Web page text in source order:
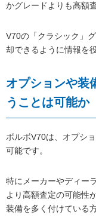
かグレードよりも高額
V70の「クラシック」
却できるように情報を
オプションや装
うことは可能か
ボルボV70は、オプシ
可能です。
特にメーカーやディー
より高額査定の可能性
装備を多く付けている